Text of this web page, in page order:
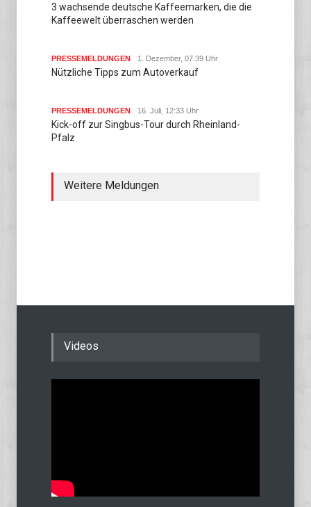
3 wachsende deutsche Kaffeemarken, die die
Kaffeewelt überraschen werden
PRESSEMELDUNGEN 1. Dezember, 07:39 Uhr
Nützliche Tipps zum Autoverkauf
PRESSEMELDUNGEN 16. Juli, 12:33 Uhr
Kick-off zur Singbus-Tour durch Rheinland-
Pfalz
Weitere Meldungen
Videos